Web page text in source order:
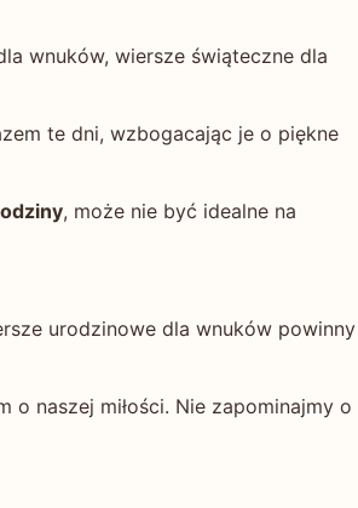
wnuków, wiersze świąteczne dla
te dni, wzbogacając je o piękne
, może nie być idealne na
urodzinowe dla wnuków powinny
naszej miłości. Nie zapominajmy o